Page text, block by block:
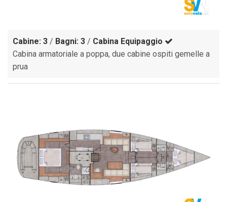
Cabine: 3 / Bagni: 3 / Cabina Equipaggio
Cabina armatoriale a poppa, due cabine ospiti gemelle a
prua